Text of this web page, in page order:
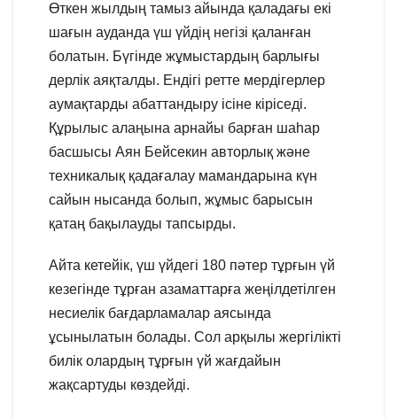
Өткен жылдың тамыз айында қаладағы екі
шағын ауданда үш үйдің негізі қаланған
болатын. Бүгінде жұмыстардың барлығы
дерлік аяқталды. Ендігі ретте мердігерлер
аумақтарды абаттандыру ісіне кіріседі.
Құрылыс алаңына арнайы барған шаһар
басшысы Аян Бейсекин авторлық және
техникалық қадағалау мамандарына күн
сайын нысанда болып, жұмыс барысын
қатаң бақылауды тапсырды.
Айта кетейік, үш үйдегі 180 пәтер тұрғын үй
кезегінде тұрған азаматтарға жеңілдетілген
несиелік бағдарламалар аясында
ұсынылатын болады. Сол арқылы жергілікті
билік олардың тұрғын үй жағдайын
жақсартуды көздейді.